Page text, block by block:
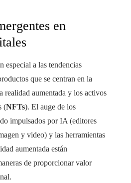
en
especial a las tendencias
que se centran en la
aumentada y los activos
(NFTs). El auge de los
impulsados por IA (editores
y video) y las herramientas
aumentada están
de proporcionar valor